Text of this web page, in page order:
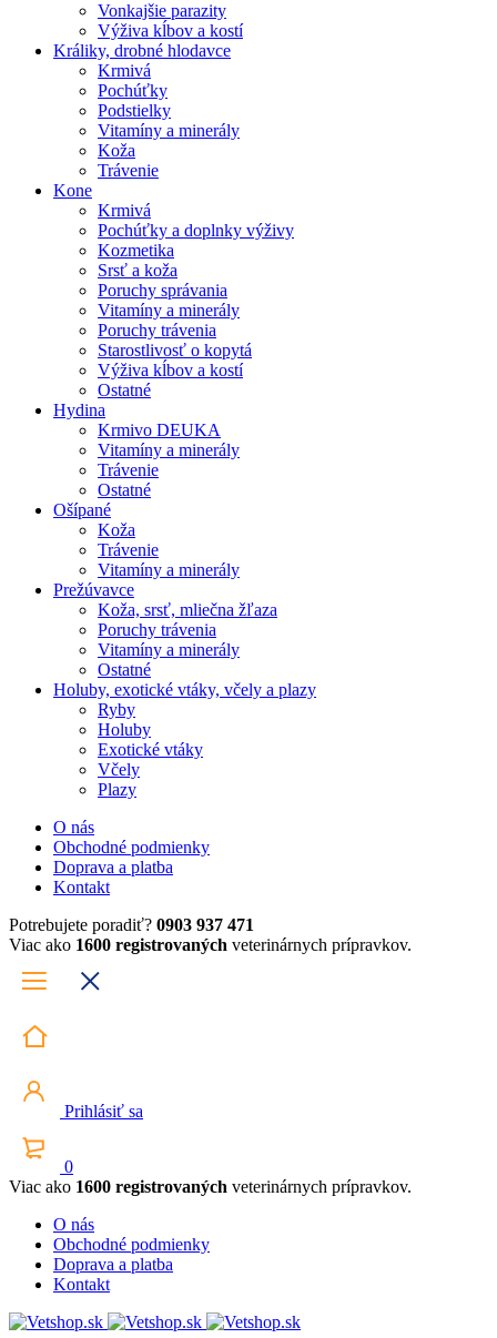
Vonkajšie parazity
Výživa kĺbov a kostí
Králiky, drobné hlodavce
Krmivá
Pochúťky
Podstielky
Vitamíny a minerály
Koža
Trávenie
Kone
Krmivá
Pochúťky a doplnky výživy
Kozmetika
Srsť a koža
Poruchy správania
Vitamíny a minerály
Poruchy trávenia
Starostlivosť o kopytá
Výživa kĺbov a kostí
Ostatné
Hydina
Krmivo DEUKA
Vitamíny a minerály
Trávenie
Ostatné
Ošípané
Koža
Trávenie
Vitamíny a minerály
Prežúvavce
Koža, srsť, mliečna žľaza
Poruchy trávenia
Vitamíny a minerály
Ostatné
Holuby, exotické vtáky, včely a plazy
Ryby
Holuby
Exotické vtáky
Včely
Plazy
O nás
Obchodné podmienky
Doprava a platba
Kontakt
Potrebujete poradiť? 0903 937 471
Viac ako 1600 registrovaných veterinárnych prípravkov.
Prihlásiť sa
0
Viac ako 1600 registrovaných veterinárnych prípravkov.
O nás
Obchodné podmienky
Doprava a platba
Kontakt